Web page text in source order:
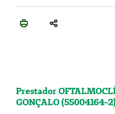
Prestador
GONÇALO (55004164-